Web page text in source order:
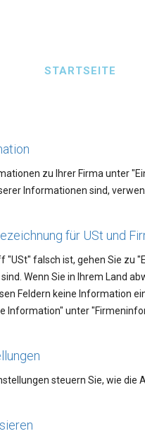
Main
STARTSEITE
zu Ihrer Firma unter
Informationen sind,
für USt und
"USt" falsch ist, gehen Sie zu
Wenn Sie in Ihrem Land
Feldern keine Information
Information" unter
steuern Sie, wie die